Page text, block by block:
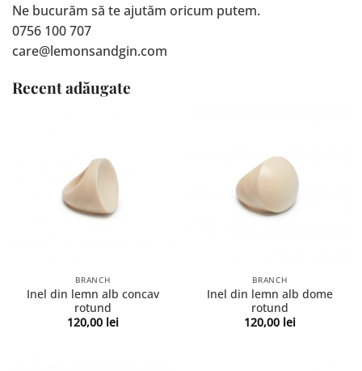
Ne bucurăm să te ajutăm oricum putem.
0756 100 707
care@lemonsandgin.com
Recent adăugate
BRANCH
Inel din lemn alb concav
rotund
120,00 lei
BRANCH
Inel din lemn alb dome
rotund
120,00 lei